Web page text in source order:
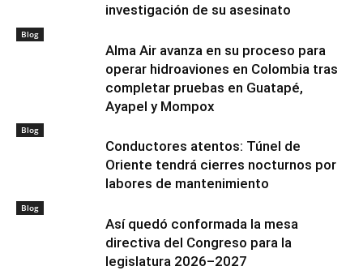
investigación de su asesinato
Blog
Alma Air avanza en su proceso para
operar hidroaviones en Colombia tras
completar pruebas en Guatapé,
Ayapel y Mompox
Blog
Conductores atentos: Túnel de
Oriente tendrá cierres nocturnos por
labores de mantenimiento
Blog
Así quedó conformada la mesa
directiva del Congreso para la
legislatura 2026–2027